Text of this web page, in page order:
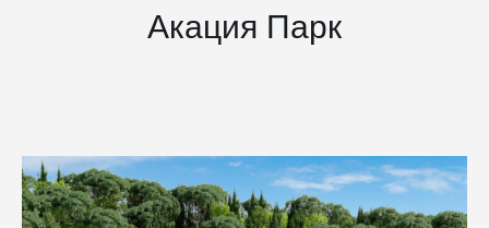
Акация Парк